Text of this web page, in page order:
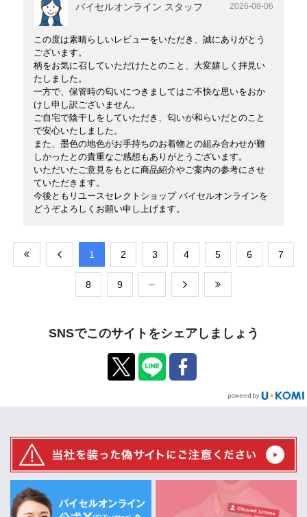
バイセルオンライン スタッフ 2026-08-06
この度は素晴らしいレビューをいただき、誠にありがとう
ございます。
柄をお気に召していただけたとのこと、大変嬉しく拝見い
たしました。
一方で、保管時の匂いにつきましてはご不快な思いをおか
けし申し訳ございません。
ご自宅で陰干しをしていただき、匂いが和らいだとのこと
で安心いたしました。
また、墨色の地色がお手持ちのお着物との組み合わせが難
しかったとの貴重なご感想もありがとうございます。
いただいたご意見をもとに商品紹介やご案内の参考にさせ
ていただきます。
今後ともリユースセレクトショップ バイセルオンラインを
どうぞよろしくお願い申し上げます。
​1 ​2 ​3 ​4 ​5 ​6 ​7
​8 ​9
SNSでこのサイトをシェアしましょう